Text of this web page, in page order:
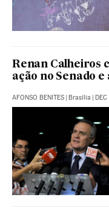
Renan Calheiros
ação no Senado
AFONSO BENITES | Brasília |